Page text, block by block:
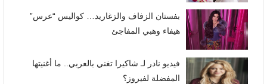
بفستان الزفاف والزغاريد… كواليس “عرس”
هيفاء وهبي المفاجئ
فيديو نادر لـ شاكيرا تغني بالعربي.. ما أغنيتها
المفضلة لفيروز؟